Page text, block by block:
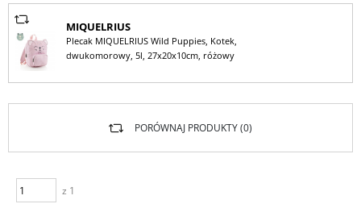
MIQUELRIUS
Plecak MIQUELRIUS Wild Puppies, Kotek,
dwukomorowy, 5l, 27x20x10cm, różowy
z 1
PORÓWNAJ PRODUKTY (0)